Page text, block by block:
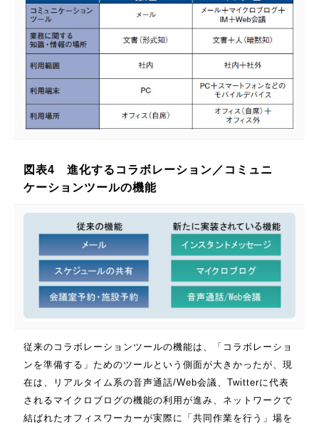
図表4 進化するコラボレーション／コミュニ
ケーションツールの機能
従来のコラボレーションツールの機能は、「コラボレーショ
ンを準備する」ためのツールという側面が大きかったが、現
在は、リアルタイム系の音声通話/Web会議、Twitterに代表
されるマイクロブログの機能の利用が進み、ネットワークで
結ばれたオフィスワーカーが実際に「共同作業を行う」場を